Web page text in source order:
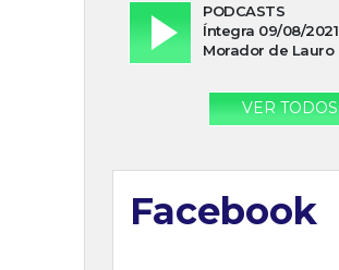
PODCASTS
Íntegra 09/08/2021
VER TODOS
Facebook